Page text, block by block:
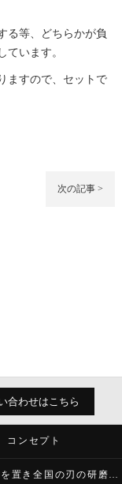
る等、どちらかが負
ています。
ますので、セットで
次の記事 >
合わせはこちら
コンセプト
千葉に拠点を置き全国の刃の研磨・再研磨をする「三起ブレード株式会社」が必要とされる理由